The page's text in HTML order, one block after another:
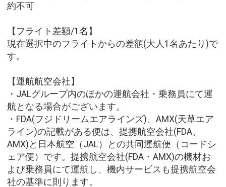
約不可
【フライト差額/1名】
現在選択中のフライトからの差額(大人1名あたり)で
す。
【運航航空会社】
・JALグループ内のほかの運航会社・乗務員にて運
航となる場合がございます。
・FDA(フジドリームエアラインズ)、AMX(天草エア
ライン)の記載がある便は、提携航空会社(FDA、
AMX)と日本航空（JAL）との共同運航便（コードシ
ェア便）です。提携航空会社(FDA・AMX)の機材お
よび乗務員にて運航し、機内サービスも提携航空会
社の基準に則ります。